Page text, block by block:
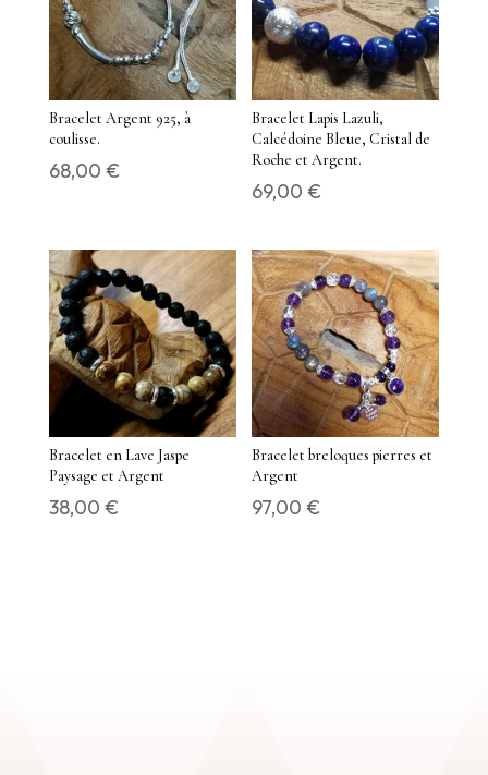
Bracelet Argent 925, à
coulisse.
68,00 €
Bracelet Lapis Lazuli,
Calcédoine Bleue, Cristal de
Roche et Argent.
69,00€
Bracelet en Lave Jaspe
Paysage et Argent
38,00 €
Bracelet breloques pierres et
Argent
97,00€